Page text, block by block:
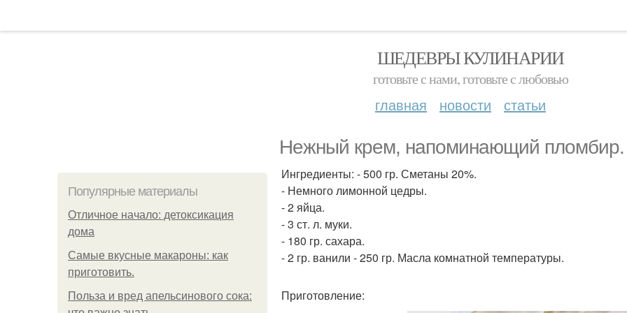
ШЕДЕВРЫ КУЛИНАРИИ
готовьте с нами, готовьте с любовью
главная новости статьи
Нежный крем, напоминающий пломбир.
Популярные материалы
Отличное начало: детоксикация
дома
Самые вкусные макароны: как
приготовить.
Польза и вред апельсинового сока:
Ингредиенты: - 500 гр. Сметаны 20%.
- Немного лимонной цедры.
- 2 яйца.
- 3 ст. л. муки.
- 180 гр. сахара.
- 2 гр. ванили - 250 гр. Масла комнатной температуры.
Приготовление: